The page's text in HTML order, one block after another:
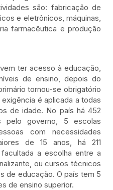
são: fabricação de
e eletrônicos, máquinas,
farmacêutica e produção
ter acesso à educação,
de ensino, depois do
tornou-se obrigatório
é aplicada a todas
de idade. No país há 452
pelo governo, 5 escolas
com necessidades
de 15 anos, há 211
a escolha entre a
ou cursos técnicos
de educação. O país tem 5
de ensino superior.